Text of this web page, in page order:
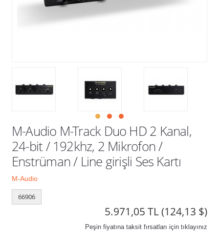
Kampanyalar
M-Audio M-Track Duo HD 2 Kanal,
24-bit / 192khz, 2 Mikrofon /
Enstrüman / Line girişli Ses Kartı
M-Audio
66906
5.971,05 TL(124,13 $)
Peşin fiyatına taksit fırsatları için tıklayınız